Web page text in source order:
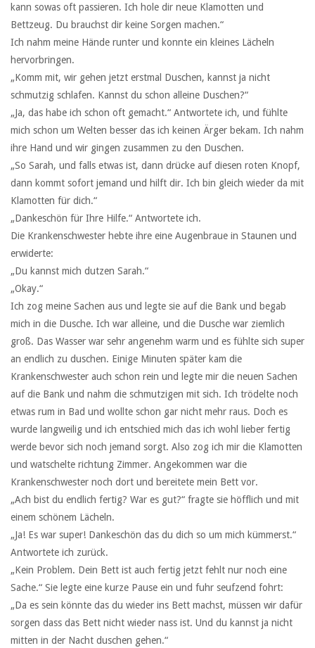
kann sowas oft passieren. Ich hole dir neue Klamotten und
Bettzeug. Du brauchst dir keine Sorgen machen.“
Ich nahm meine Hände runter und konnte ein kleines Lächeln
hervorbringen.
„Komm mit, wir gehen jetzt erstmal Duschen, kannst ja nicht
schmutzig schlafen. Kannst du schon alleine Duschen?“
„Ja, das habe ich schon oft gemacht.“ Antwortete ich, und fühlte
mich schon um Welten besser das ich keinen Ärger bekam. Ich nahm
ihre Hand und wir gingen zusammen zu den Duschen.
„So Sarah, und falls etwas ist, dann drücke auf diesen roten Knopf,
dann kommt sofort jemand und hilft dir. Ich bin gleich wieder da mit
Klamotten für dich.“
„Dankeschön für Ihre Hilfe.“ Antwortete ich.
Die Krankenschwester hebte ihre eine Augenbraue in Staunen und
erwiderte:
„Du kannst mich dutzen Sarah.“
„Okay.“
Ich zog meine Sachen aus und legte sie auf die Bank und begab
mich in die Dusche. Ich war alleine, und die Dusche war ziemlich
groß. Das Wasser war sehr angenehm warm und es fühlte sich super
an endlich zu duschen. Einige Minuten später kam die
Krankenschwester auch schon rein und legte mir die neuen Sachen
auf die Bank und nahm die schmutzigen mit sich. Ich trödelte noch
etwas rum in Bad und wollte schon gar nicht mehr raus. Doch es
wurde langweilig und ich entschied mich das ich wohl lieber fertig
werde bevor sich noch jemand sorgt. Also zog ich mir die Klamotten
und watschelte richtung Zimmer. Angekommen war die
Krankenschwester noch dort und bereitete mein Bett vor.
„Ach bist du endlich fertig? War es gut?“ fragte sie höfflich und mit
einem schönem Lächeln.
„Ja! Es war super! Dankeschön das du dich so um mich kümmerst.“
Antwortete ich zurück.
„Kein Problem. Dein Bett ist auch fertig jetzt fehlt nur noch eine
Sache.“ Sie legte eine kurze Pause ein und fuhr seufzend fohrt:
„Da es sein könnte das du wieder ins Bett machst, müssen wir dafür
sorgen dass das Bett nicht wieder nass ist. Und du kannst ja nicht
mitten in der Nacht duschen gehen.“